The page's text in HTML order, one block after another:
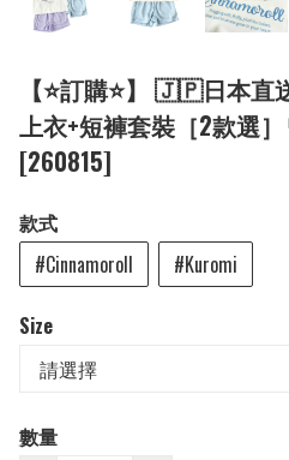
【⭐訂購⭐】 🇯🇵日本直
上衣+短褲套裝［2款選］
[260815]
款式
#Cinnamoroll
#Kuromi
Size
數量